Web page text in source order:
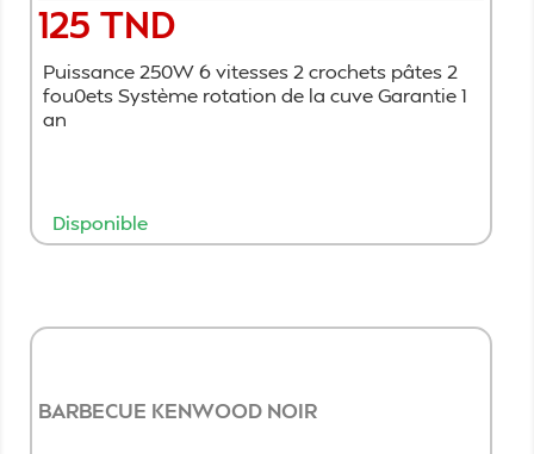
Prix
125 TND
Puissance 250W 6 vitesses 2 crochets pâtes 2
fou0ets Système rotation de la cuve Garantie 1
an
Disponible
BARBECUE KENWOOD NOIR